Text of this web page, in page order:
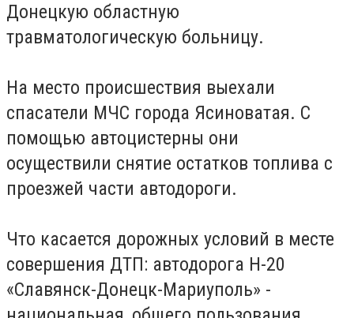
Донецкую областную
травматологическую больницу.
На место происшествия выехали
спасатели МЧС города Ясиноватая. С
помощью автоцистерны они
осуществили снятие остатков топлива с
проезжей части автодороги.
Что касается дорожных условий в месте
совершения ДТП: автодорога Н-20
«Славянск-Донецк-Мариуполь» -